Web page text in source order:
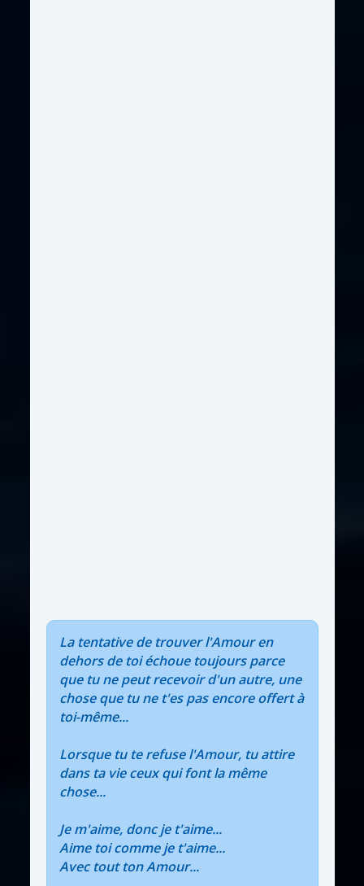
La tentative de trouver l'Amour en
dehors de toi échoue toujours parce
que tu ne peut recevoir d'un autre, une
chose que tu ne t'es pas encore offert à
toi-même...
Lorsque tu te refuse l'Amour, tu attire
dans ta vie ceux qui font la même
chose...
Je m'aime, donc je t'aime...
Aime toi comme je t'aime...
Avec tout ton Amour...